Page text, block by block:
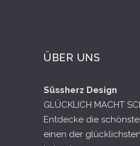
ÜBER UNS
Süssherz Design
GLÜCKLICH MACHT
Entdecke die
einen der